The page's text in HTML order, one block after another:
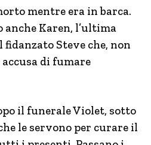
mentre era in barca.
Karen, l’ultima
Steve che, non
accusa di fumare
il funerale Violet, sotto
le servono per curare il